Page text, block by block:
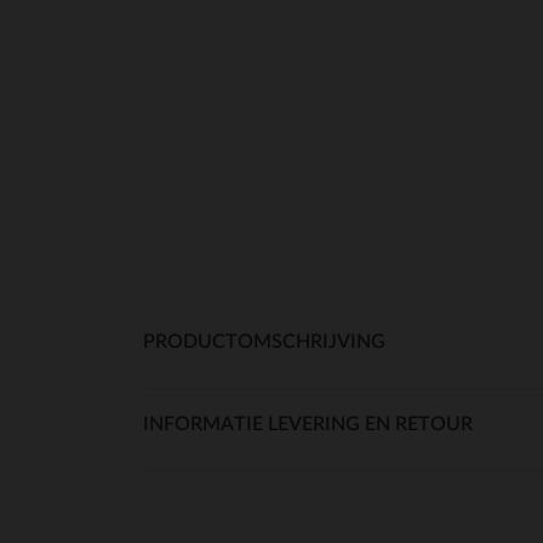
PRODUCTOMSCHRIJVING
INFORMATIE LEVERING EN RETOUR